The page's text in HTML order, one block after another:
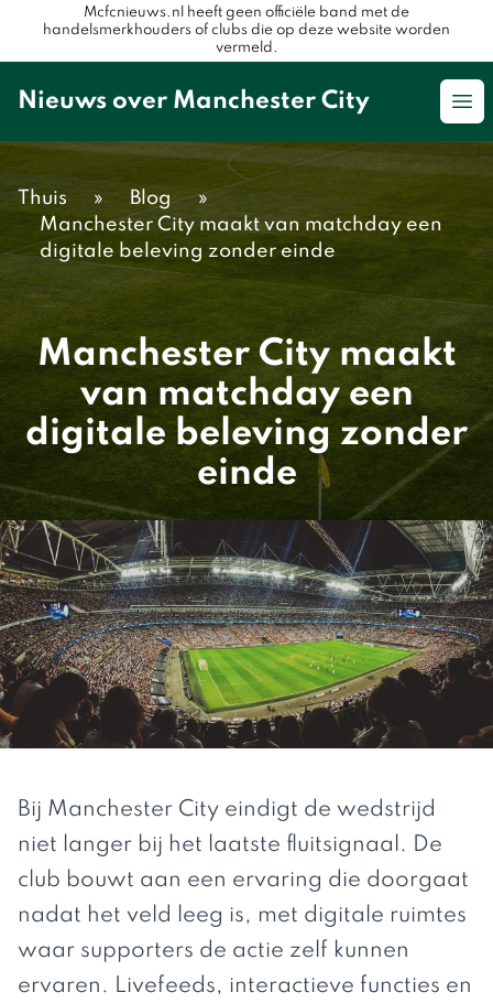
Mcfcnieuws.nl heeft geen officiële band met de
handelsmerkhouders of clubs die op deze website worden
vermeld.
Nieuws over Manchester City
Thuis » Blog
»
Manchester City maakt van matchday een
digitale beleving zonder einde
Manchester City maakt
van matchday een
digitale beleving zonder
einde
Bij Manchester City eindigt de wedstrijd
niet langer bij het laatste fluitsignaal. De
club bouwt aan een ervaring die doorgaat
nadat het veld leeg is, met digitale ruimtes
waar supporters de actie zelf kunnen
ervaren. Livefeeds, interactieve functies en